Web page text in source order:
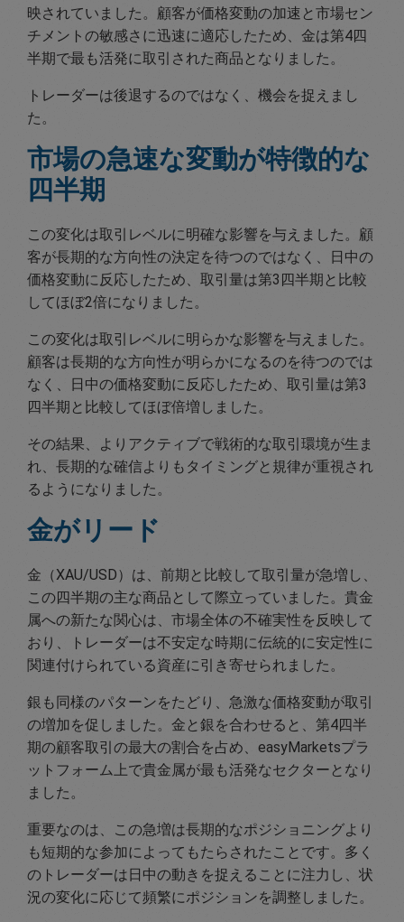
映されていました。顧客が価格変動の加速と市場セン
チメントの敏感さに迅速に適応したため、金は第4四
半期で最も活発に取引された商品となりました。
トレーダーは後退するのではなく、機会を捉えまし
た。
市場の急速な変動が特徴的な
四半期
この変化は取引レベルに明確な影響を与えました。顧
客が長期的な方向性の決定を待つのではなく、日中の
価格変動に反応したため、取引量は第3四半期と比較
してほぼ2倍になりました。
この変化は取引レベルに明らかな影響を与えました。
顧客は長期的な方向性が明らかになるのを待つのでは
なく、日中の価格変動に反応したため、取引量は第3
四半期と比較してほぼ倍増しました。
その結果、よりアクティブで戦術的な取引環境が生ま
れ、長期的な確信よりもタイミングと規律が重視され
るようになりました。
金がリード
金（XAU/USD）は、前期と比較して取引量が急増し、
この四半期の主な商品として際立っていました。貴金
属への新たな関心は、市場全体の不確実性を反映して
おり、トレーダーは不安定な時期に伝統的に安定性に
関連付けられている資産に引き寄せられました。
銀も同様のパターンをたどり、急激な価格変動が取引
の増加を促しました。金と銀を合わせると、第4四半
期の顧客取引の最大の割合を占め、easyMarketsプラ
ットフォーム上で貴金属が最も活発なセクターとなり
ました。
重要なのは、この急増は長期的なポジショニングより
も短期的な参加によってもたらされたことです。多く
のトレーダーは日中の動きを捉えることに注力し、状
況の変化に応じて頻繁にポジションを調整しました。